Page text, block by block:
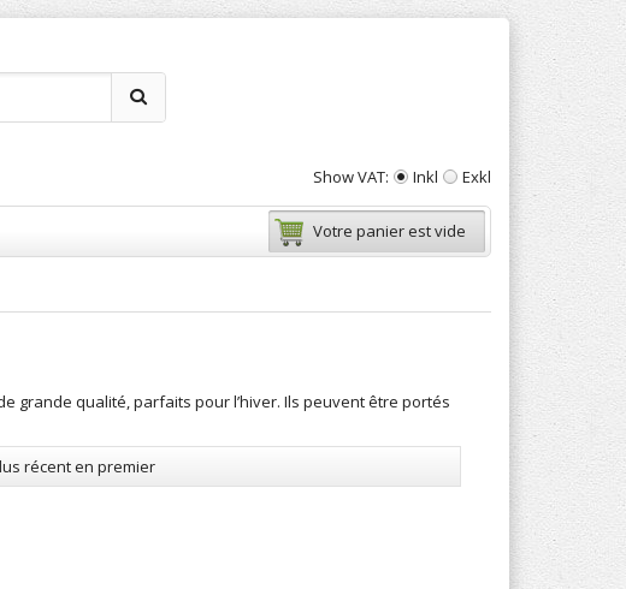
Show VAT: Inkl Exkl
Votre panier est vide
grande qualité, parfaits pour l’hiver. Ils peuvent être portés
récent en premier